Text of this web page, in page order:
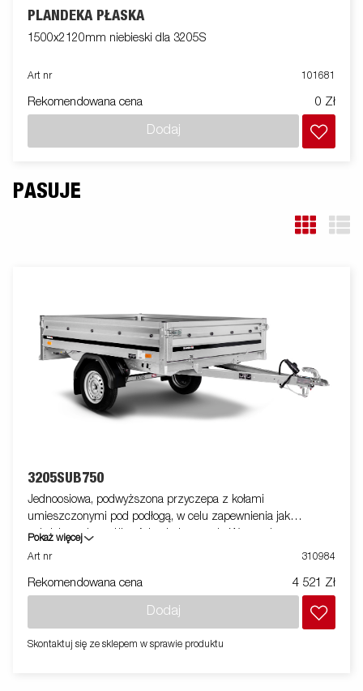
PLANDEKA PŁASKA
1500x2120mm niebieski dla 3205S
Art nr 101681
Rekomendowana cena 0 Zł
Dodaj
PASUJE
3205SUB750
Jednoosiowa, podwyższona przyczepa z kołami
umieszczonymi pod podłogą, w celu zapewnienia jak
największych możliwości załadowczych. Wyposażona w
otwieraną przednią i tylna burtę. Dostępna gama akcesoriów.
opcjonalne elementy wyposażenia.
Pokaż więcej
Art nr
310984
Rekomendowana cena 4 521 Zł
Dodaj
Skontaktuj się ze sklepem w sprawie produktu